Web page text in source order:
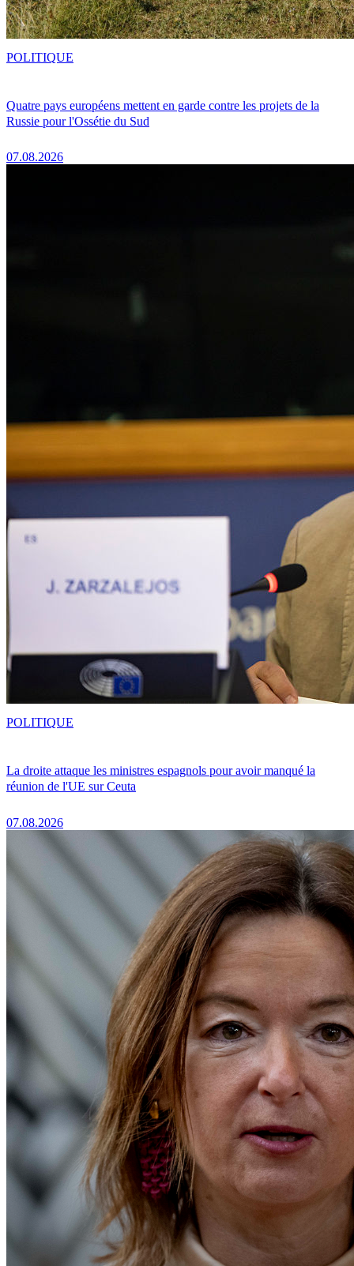
Quatre pays européens mettent en garde contre les projets de la
Russie pour l'Ossétie du Sud
07.08.2026
POLITIQUE
La droite attaque les ministres espagnols pour avoir manqué la
réunion de l'UE sur Ceuta
07.08.2026
POLITIQUE